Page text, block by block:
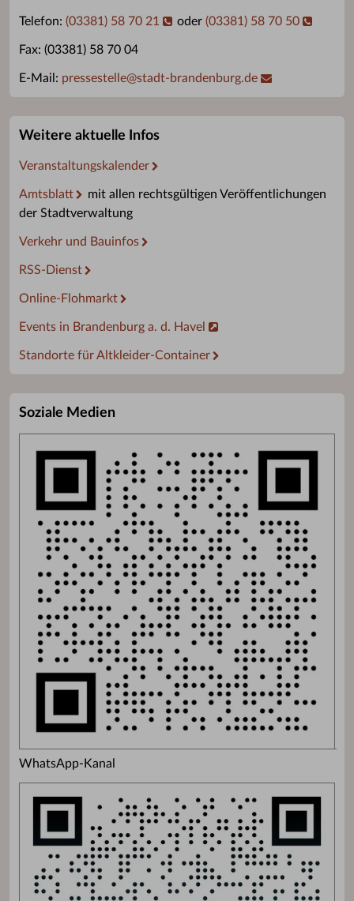
Telefon: (03381) 58 70 21 oder (03381) 58 70 50
Fax: (03381) 58 70 04
E-Mail: pressestelle@stadt-brandenburg.de
Weitere aktuelle Infos
Veranstaltungskalender
Amtsblatt
mit allen rechtsgültigen Veröffentlichungen
der Stadtverwaltung
Verkehr und Bauinfos
RSS-Dienst
Online-Flohmarkt
Events in Brandenburg a. d. Havel
Standorte für Altkleider-Container
Soziale Medien
WhatsApp-Kanal